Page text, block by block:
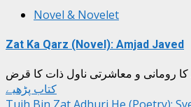
Novel & Novelet
Zat Ka Qarz (Novel): Amjad Javed
کا رومانی و معاشرتی ناول ذات کا قرض
کتاب پڑھیے